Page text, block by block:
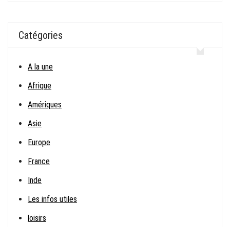
Catégories
A la une
Afrique
Amériques
Asie
Europe
France
Inde
Les infos utiles
loisirs